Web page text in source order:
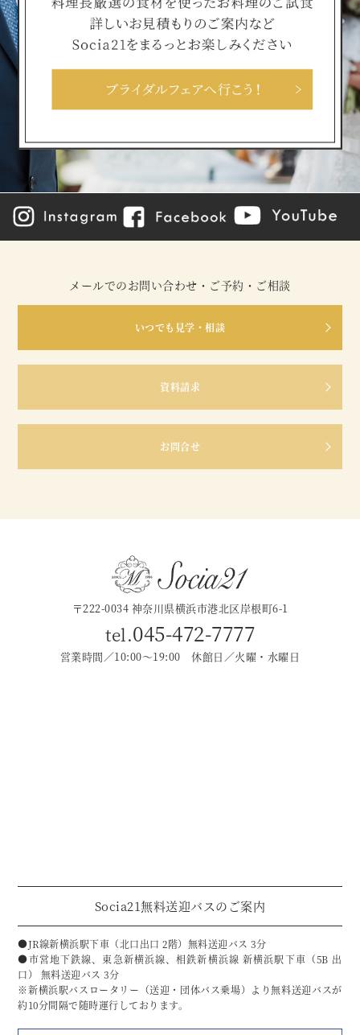
メールでのお問い合わせ・ご予約・ご相談
いつでも見学・相談
資料請求
お問合せ
〒222-0034 神奈川県横浜市港北区岸根町6-1
tel.045-472-7777
営業時間／10:00〜19:00 休館日／火曜・水曜日
Socia21無料送迎バスのご案内
●JR線新横浜駅下車（北口出口 2階）無料送迎バス 3分
●市営地下鉄線、東急新横浜線、相鉄新横浜線 新横浜駅下車（5B 出
口） 無料送迎バス 3分
※新横浜駅バスロータリー（送迎・団体バス乗場）より無料送迎バスが
約10分間隔で随時運行しております。